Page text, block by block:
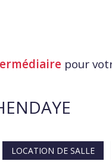
pour
LOCATION DE SALLE